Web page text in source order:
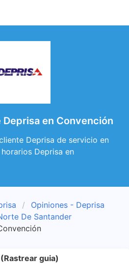
en Convención
Deprisa de servicio en
Deprisa en
Opiniones - Deprisa
De Santander
guia)